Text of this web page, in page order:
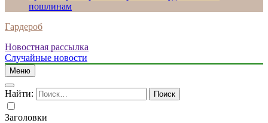
пошлинам
Гардероб
Новостная рассылка
Случайные новости
Меню
Найти:
Заголовки